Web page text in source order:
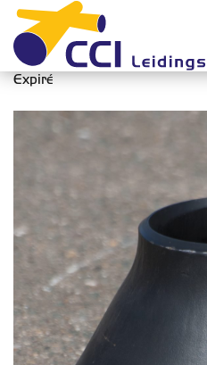
Des produits >
Expiré